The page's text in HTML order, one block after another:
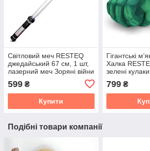
Світловий меч RESTEQ
джедайський 67 см, 1 шт,
лазерний меч Зоряні війни
599 ₴
Купити
Гігантські
Халка
зелені
для дітей і
см
799₴
Подібні товари компанії